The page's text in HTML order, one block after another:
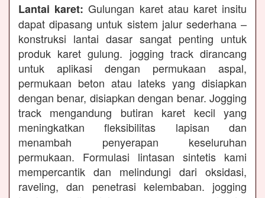
Lantai karet: Gulungan karet atau karet insitu
dapat dipasang untuk sistem jalur sederhana –
konstruksi lantai dasar sangat penting untuk
produk karet gulung. jogging track dirancang
untuk aplikasi dengan permukaan aspal,
permukaan beton atau lateks yang disiapkan
dengan benar, disiapkan dengan benar. Jogging
track mengandung butiran karet kecil yang
meningkatkan fleksibilitas lapisan dan
menambah penyerapan keseluruhan
permukaan. Formulasi lintasan sintetis kami
mempercantik dan melindungi dari oksidasi,
raveling, dan penetrasi kelembaban. jogging